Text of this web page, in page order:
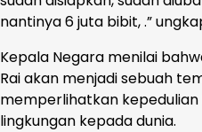
nantinya 6 juta bibit, .”
Kepala Negara menilai
Rai akan menjadi sebuah
memperlihatkan
lingkungan kepada dunia.